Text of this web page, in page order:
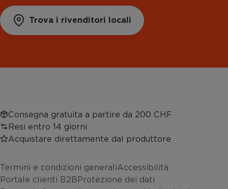
Trova i rivenditori locali
Consegna gratuita a partire da 200 CHF
Resi entro 14 giorni
Acquistare direttamente dal produttore
Termini e condizioni generaliAccessibilità
Portale clienti B2BProtezione dei dati